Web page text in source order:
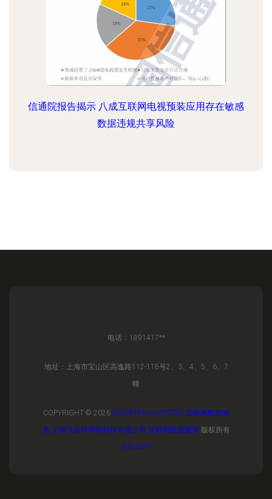
信通院报告揭示 八成互联网电视预装应用存在敏感
数据违规共享风险
电话：1891417**
地址：上海市宝山区高逸路112-118号2、3、4、5、6、7
幢
COPYRIGHT © 2026 WWW.TFKODYT.COM 互联网数据服
务 上海飞名祥网络科技有限公司 互联网数据服务 版权所有
SITEMAP